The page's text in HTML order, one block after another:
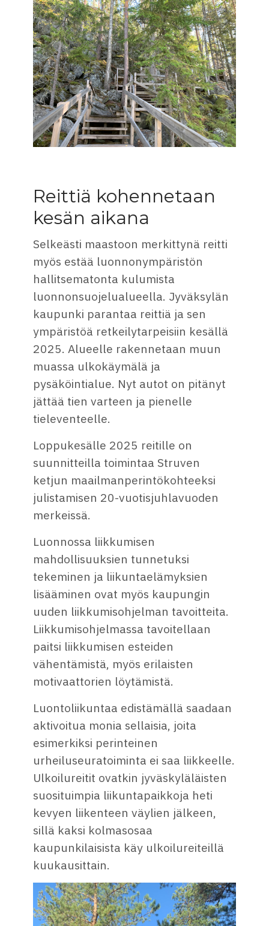
Reittiä kohennetaan
kesän aikana
Selkeästi maastoon merkittynä reitti
myös estää luonnonympäristön
hallitsematonta kulumista
luonnonsuojelualueella. Jyväksylän
kaupunki parantaa reittiä ja sen
ympäristöä retkeilytarpeisiin kesällä
2025. Alueelle rakennetaan muun
muassa ulkokäymälä ja
pysäköintialue. Nyt autot on pitänyt
jättää tien varteen ja pienelle
tieleventeelle.
Loppukesälle 2025 reitille on
suunnitteilla toimintaa Struven
ketjun maailmanperintökohteeksi
julistamisen 20-vuotisjuhlavuoden
merkeissä.
Luonnossa liikkumisen
mahdollisuuksien tunnetuksi
tekeminen ja liikuntaelämyksien
lisääminen ovat myös kaupungin
uuden liikkumisohjelman tavoitteita.
Liikkumisohjelmassa tavoitellaan
paitsi liikkumisen esteiden
vähentämistä, myös erilaisten
motivaattorien löytämistä.
Luontoliikuntaa edistämällä saadaan
aktivoitua monia sellaisia, joita
esimerkiksi perinteinen
urheiluseuratoiminta ei saa liikkeelle.
Ulkoilureitit ovatkin jyväskyläläisten
suosituimpia liikuntapaikkoja heti
kevyen liikenteen väylien jälkeen,
sillä kaksi kolmasosaa
kaupunkilaisista käy ulkoilureiteillä
kuukausittain.